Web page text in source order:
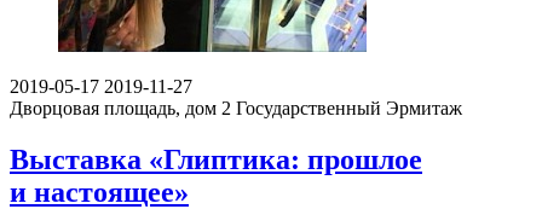
2019-05-17 2019-11-27
Дворцовая площадь, дом 2 Государственный Эрмитаж
Выставка «Глиптика: прошлое
и настоящее»